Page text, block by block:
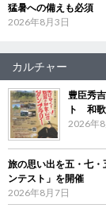
猛暑への備えも必須
2026年8月3日
カルチャー
豊臣秀
ト 和歌
2026年
旅の思い出を五・七
ンテスト」を開催
2026年8月7日